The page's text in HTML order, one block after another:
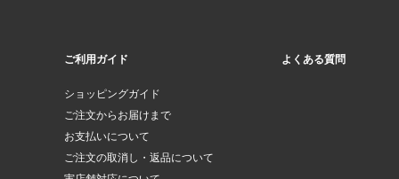
ご利用ガイド
ショッピングガイド
ご注文からお届けまで
お支払いについて
ご注文の取消し・返品について
よくある質問